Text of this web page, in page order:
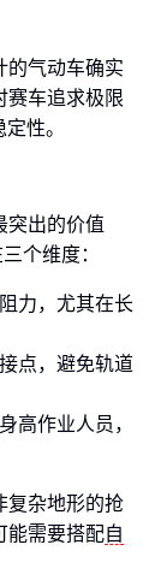
的气动车确实
赛车追求极限
性。
突出的价值
个维度：
力，尤其在长
点，避免轨道
高作业人员，
复杂地形的抢
能需要搭配自